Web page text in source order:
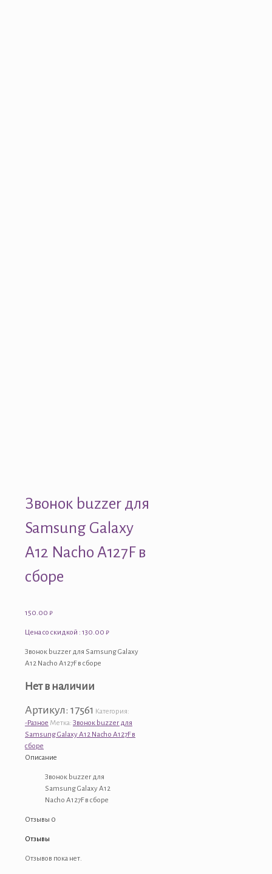
Звонок buzzer для
Samsung Galaxy
A12 Nacho A127F в
сборе
150.00 ₽
Цена со скидкой : 130.00 ₽
Звонок buzzer для Samsung Galaxy
A12 Nacho A127F в сборе
Нет в наличии
Артикул: 17561 Категория:
-Разное Метка: Звонок buzzer для
Samsung Galaxy A12 Nacho A127F в
сборе
Описание
Звонок buzzer для
Samsung Galaxy A12
Nacho A127F в сборе
Отзывы 0
Отзывы
Отзывов пока нет.